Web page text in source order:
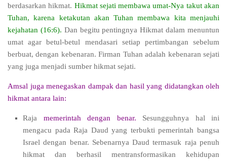
berdasarkan hikmat. Hikmat sejati membawa umat-Nya takut akan
Tuhan, karena ketakutan akan Tuhan membawa kita menjauhi
kejahatan (16:6). Dan begitu pentingnya Hikmat dalam menuntun
umat agar betul-betul mendasari setiap pertimbangan sebelum
berbuat, dengan kebenaran. Firman Tuhan adalah kebenaran sejati
yang juga menjadi sumber hikmat sejati.
Amsal juga menegaskan dampak dan hasil yang didatangkan oleh
hikmat antara lain:
Raja memerintah dengan benar.
Sesungguhnya hal ini
mengacu pada Raja Daud yang terbukti pemerintah bangsa
Israel dengan benar. Sebenarnya Daud termasuk raja penuh
hikmat dan berhasil mentransformasikan kehidupan